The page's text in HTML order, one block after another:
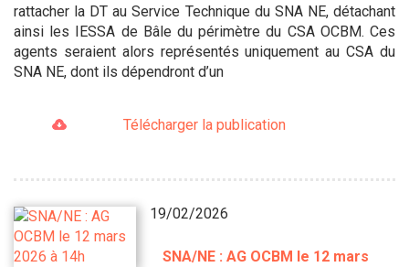
rattacher la DT au Service Technique du SNA NE, détachant
ainsi les IESSA de Bâle du périmètre du CSA OCBM. Ces
agents seraient alors représentés uniquement au CSA du
SNA NE, dont ils dépendront d’un
Télécharger la publication
19/02/2026
SNA/NE : AG OCBM le 12 mars